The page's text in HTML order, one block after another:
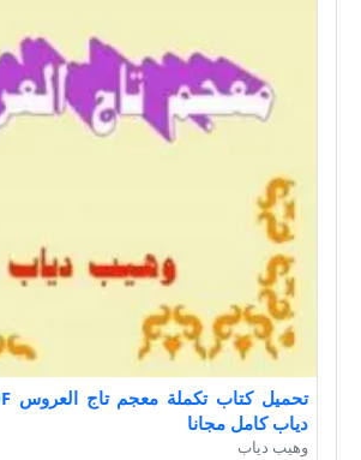
دياب كامل مجانا
وهيب دياب